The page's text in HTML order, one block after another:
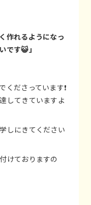
作れるようになっ
です😺」
くださっています❗
してきていますよ
しにきてください
けておりますの